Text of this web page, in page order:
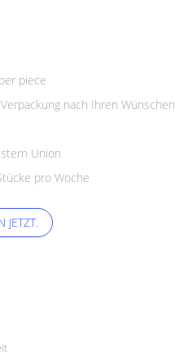
piece
nach Ihren Wünschen
Union
pro Woche
JETZT.